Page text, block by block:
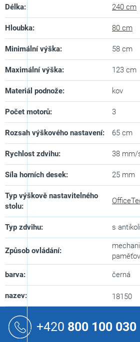
Délka: 240 cm
Hloubka: 80 cm
Minimální výška: 58 cm
Maximální výška: 123 cm
Materiál podnože: kov
Počet motorů: 3
Rozsah výškového nastavení: 65 cm
Rychlost zdvihu: 38 mm/
Síla horních desek: 25 mm
Typ výškově nastavitelného
stolu:
Typ zdvihu: s
Způsob ovládání:
barva: černá
nazev: 18150
+420 800 100 030